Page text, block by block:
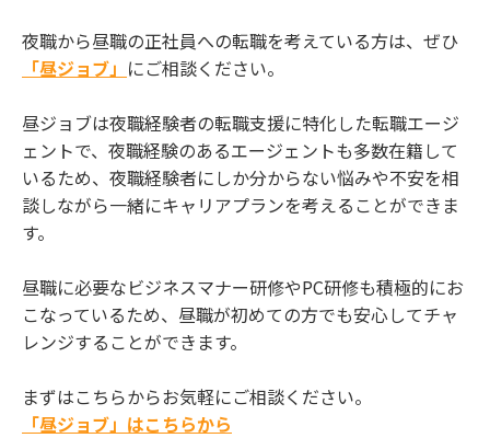
夜職から昼職の正社員への転職を考えている方は、ぜひ
「昼ジョブ」 にご相談ください。
昼ジョブは夜職経験者の転職支援に特化した転職エージ
ェントで、夜職経験のあるエージェントも多数在籍して
いるため、夜職経験者にしか分からない悩みや不安を相
談しながら一緒にキャリアプランを考えることができま
す。
昼職に必要なビジネスマナー研修やPC研修も積極的にお
こなっているため、昼職が初めての方でも安心してチャ
レンジすることができます。
まずはこちらからお気軽にご相談ください。
「昼ジョブ」はこちらから